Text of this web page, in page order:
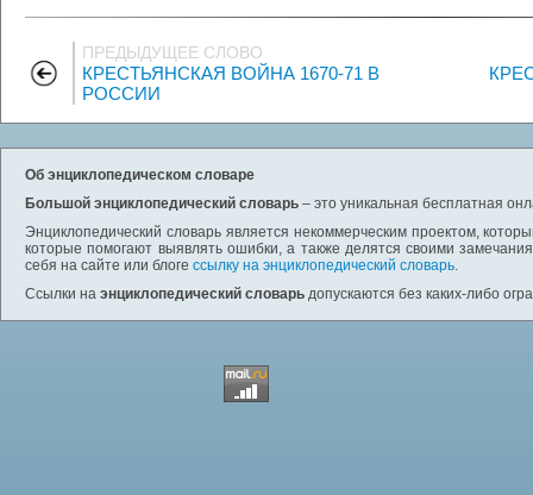
ПРЕДЫДУЩЕЕ СЛОВО
КРЕСТЬЯНСКАЯ ВОЙНА 1670-71 В
РОССИИ
Об энциклопедическом словаре
Большой энциклопедический словарь – это уникальная бесплатная
Энциклопедический словарь является некоммерческим проектом,
которые помогают выявлять ошибки, а также делятся своими
себя на сайте или блоге ссылку на энциклопедический словарь.
Ссылки на энциклопедический словарь допускаются без каких-либо